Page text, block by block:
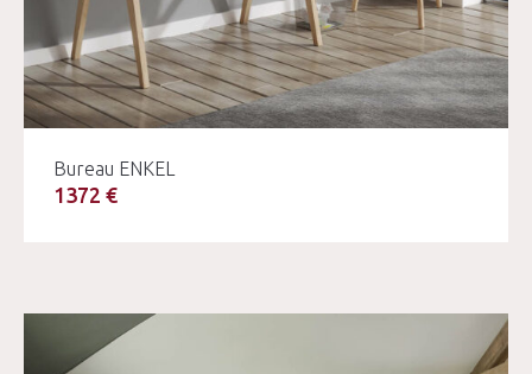
Bureau ENKEL
1372 €